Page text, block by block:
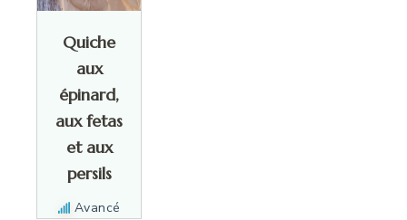
Quiche
aux
épinard,
aux fetas
et aux
persils
Avancé